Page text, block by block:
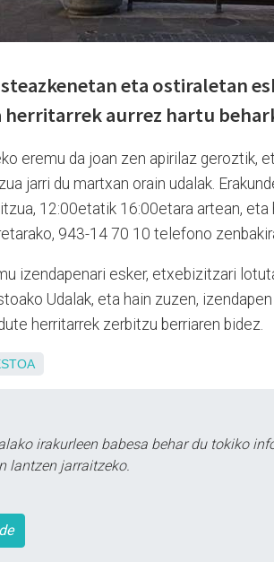
eta ostiraletan
herritarrek aurrez hartu
eremu da joan zen apirilaz geroztik,
jarri du martxan orain udalak.
12:00etatik 16:00etara artean,
943-14 70 10 telefono
izendapenari esker, etxebizitzari
Udalak, eta hain zuzen,
herritarrek zerbitzu berriaren bidez.
irakurleen babesa behar du tokiko
lantzen jarraitzeko.